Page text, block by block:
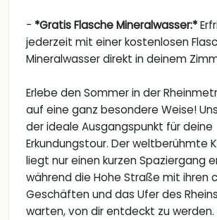
- *Gratis Flasche Mineralwasser:*
jederzeit mit einer kostenlosen
Mineralwasser direkt in deinem
Erlebe den Sommer in der
auf eine ganz besondere Weise!
der ideale Ausgangspunkt für deine
Erkundungstour. Der weltberühmte
liegt nur einen kurzen Spaziergang
während die Hohe Straße mit ihren
Geschäften und das Ufer des
warten, von dir entdeckt zu werden.